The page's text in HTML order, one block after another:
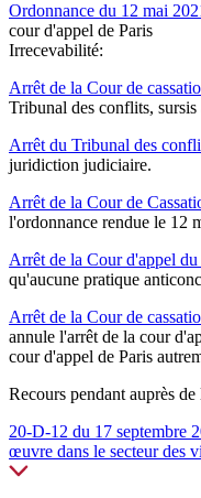
Ordonnance du 12 mai
cour d'appel de Paris
Irrecevabilité:
Arrêt de la Cour de
Tribunal des conflits, sursis
Arrêt du Tribunal des
juridiction judiciaire.
Arrêt de la Cour de
l'ordonnance rendue le 12
Arrêt de la Cour d'appel
qu'aucune pratique
Arrêt de la Cour de
annule l'arrêt de la cour
cour d'appel de Paris
Recours pendant auprès
20-D-12 du 17 septembre
œuvre dans le secteur des